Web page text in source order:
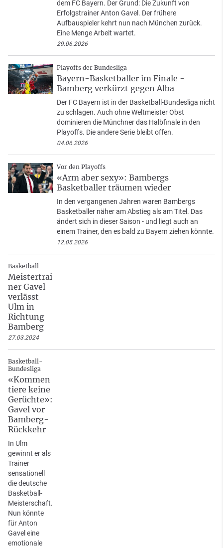
dem FC Bayern. Der Grund: Die Zukunft von
Erfolgstrainer Anton Gavel. Der frühere
Aufbauspieler kehrt nun nach München zurück.
Eine Menge Arbeit wartet.
29.06.2026
Playoffs der Bundesliga
Bayern-Basketballer im Finale -
Bamberg verkürzt gegen Alba
Der FC Bayern ist in der Basketball-Bundesliga nicht
zu schlagen. Auch ohne Weltmeister Obst
dominieren die Münchner das Halbfinale in den
Playoffs. Die andere Serie bleibt offen.
04.06.2026
Vor den Playoffs
«Arm aber sexy»: Bambergs
Basketballer träumen wieder
In den vergangenen Jahren waren Bambergs
Basketballer näher am Abstieg als am Titel. Das
ändert sich in dieser Saison - und liegt auch an
einem Trainer, den es bald zu Bayern ziehen könnte.
12.05.2026
Basketball
Meistertrai
ner Gavel
verlässt
Ulm in
Richtung
Bamberg
27.03.2024
Basketball-
Bundesliga
«Kommen
tiere keine
Gerüchte»:
Gavel vor
Bamberg-
Rückkehr
In Ulm
gewinnt er als
Trainer
sensationell
die deutsche
Basketball-
Meisterschaft.
Nun könnte
für Anton
Gavel eine
emotionale